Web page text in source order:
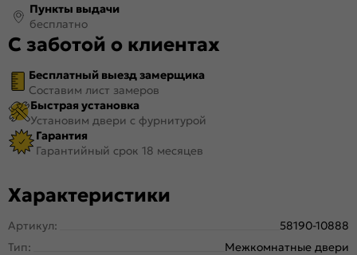
Пункты выдачи
бесплатно
С заботой о клиентах
Бесплатный выезд замерщика
Составим лист замеров
Быстрая установка
Установим двери с фурнитурой
Гарантия
Гарантийный срок 18 месяцев
Характеристики
Артикул:
58190-10888
Тип:
Межкомнатные двери